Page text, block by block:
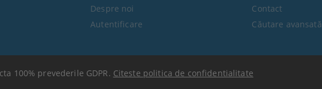
Despre noi
Autentificare
Contact
Căutare avansată
100% prevederile GDPR. Citeste politica de confidentialitate